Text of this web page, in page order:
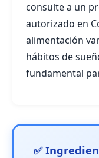
consulte a un
autorizado en
alimentación
hábitos de
fundamental
✅